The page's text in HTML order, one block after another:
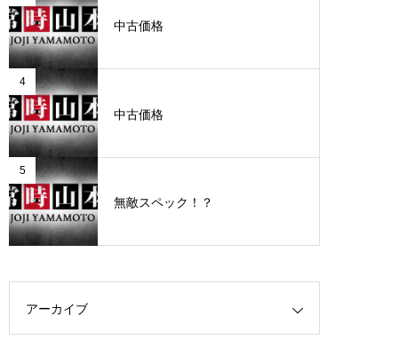
グランドクローズ
グランドクローズ
中古価格
4
中古価格
5
無敵スペック！？
アーカイブ